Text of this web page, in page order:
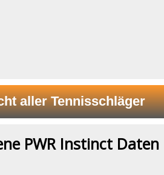
PWR Instinct Daten